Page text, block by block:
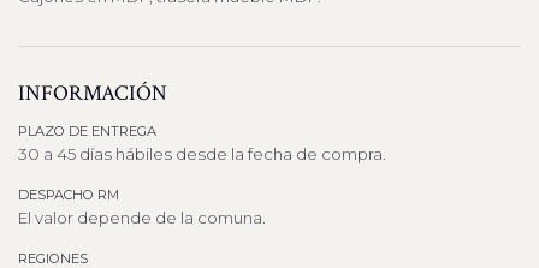
INFORMACIÓN
PLAZO DE ENTREGA
30 a 45 días hábiles desde la fecha de compra.
DESPACHO RM
El valor depende de la comuna.
REGIONES